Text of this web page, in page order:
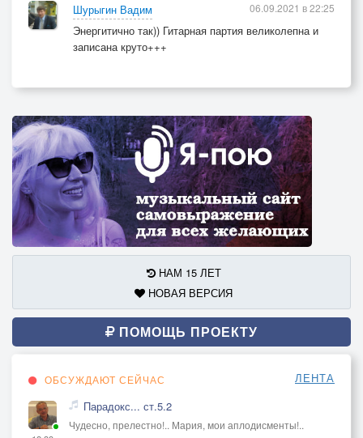
Шурыгин Вадим
Энергитично так)) Гитарная партия великолепна и
записана круто+++
06.09.2021 в 22:25
НАМ 15 ЛЕТ
НОВАЯ ВЕРСИЯ
ПОМОЩЬ ПРОЕКТУ
ОБСУЖДАЮТ СЕЙЧАС ЛЕНТА
Парадокс... ст.5.2
Чудесно, прелестно!.. Мария, мои аплодисменты!..